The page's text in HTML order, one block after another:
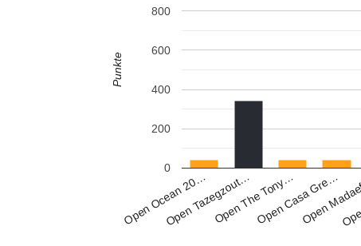
Open Ocean 20…
Open Tazegzout…Open The Tony…Open Casa Gre…
Open
0
200
400
600
800
Punkte